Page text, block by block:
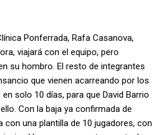
Ponferrada, Rafa Casanova,
viajará con el equipo, pero
su hombro. El resto de integrantes
que vienen acarreando por los
solo 10 días, para que David Barrio
Con la baja ya confirmada de
con una plantilla de 10 jugadores, con